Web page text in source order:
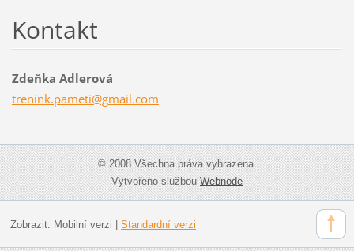
Kontakt
Zdeňka Adlerová
trenink.pameti@gmail.com
© 2008 Všechna práva vyhrazena.
Vytvořeno službouWebnode
Zobrazit: Mobilní verzi Standardní verzi